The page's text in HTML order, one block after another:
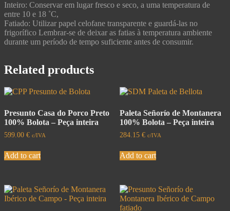
Inteiro: Conservar em lugar fresco e seco, a uma temperatura de
entre 10 e 18 ˚C,
Fatiado: Utilizar papel celofane transparente e guardá-las no
frigorífico Lembrar-se de deixar as fatias à temperatura ambiente
durante um período de tempo suficiente antes de consumir.
Related products
Presunto Casa do Porco Preto
100% Bolota – Peça inteira
599.00 € c/IVA
Add to cart
Paleta Señorío de Montanera
100% Bolota – Peça inteira
284.15 € c/IVA
Add to cart